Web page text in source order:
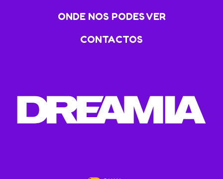
ONDE NOS PODES VER
CONTACTOS